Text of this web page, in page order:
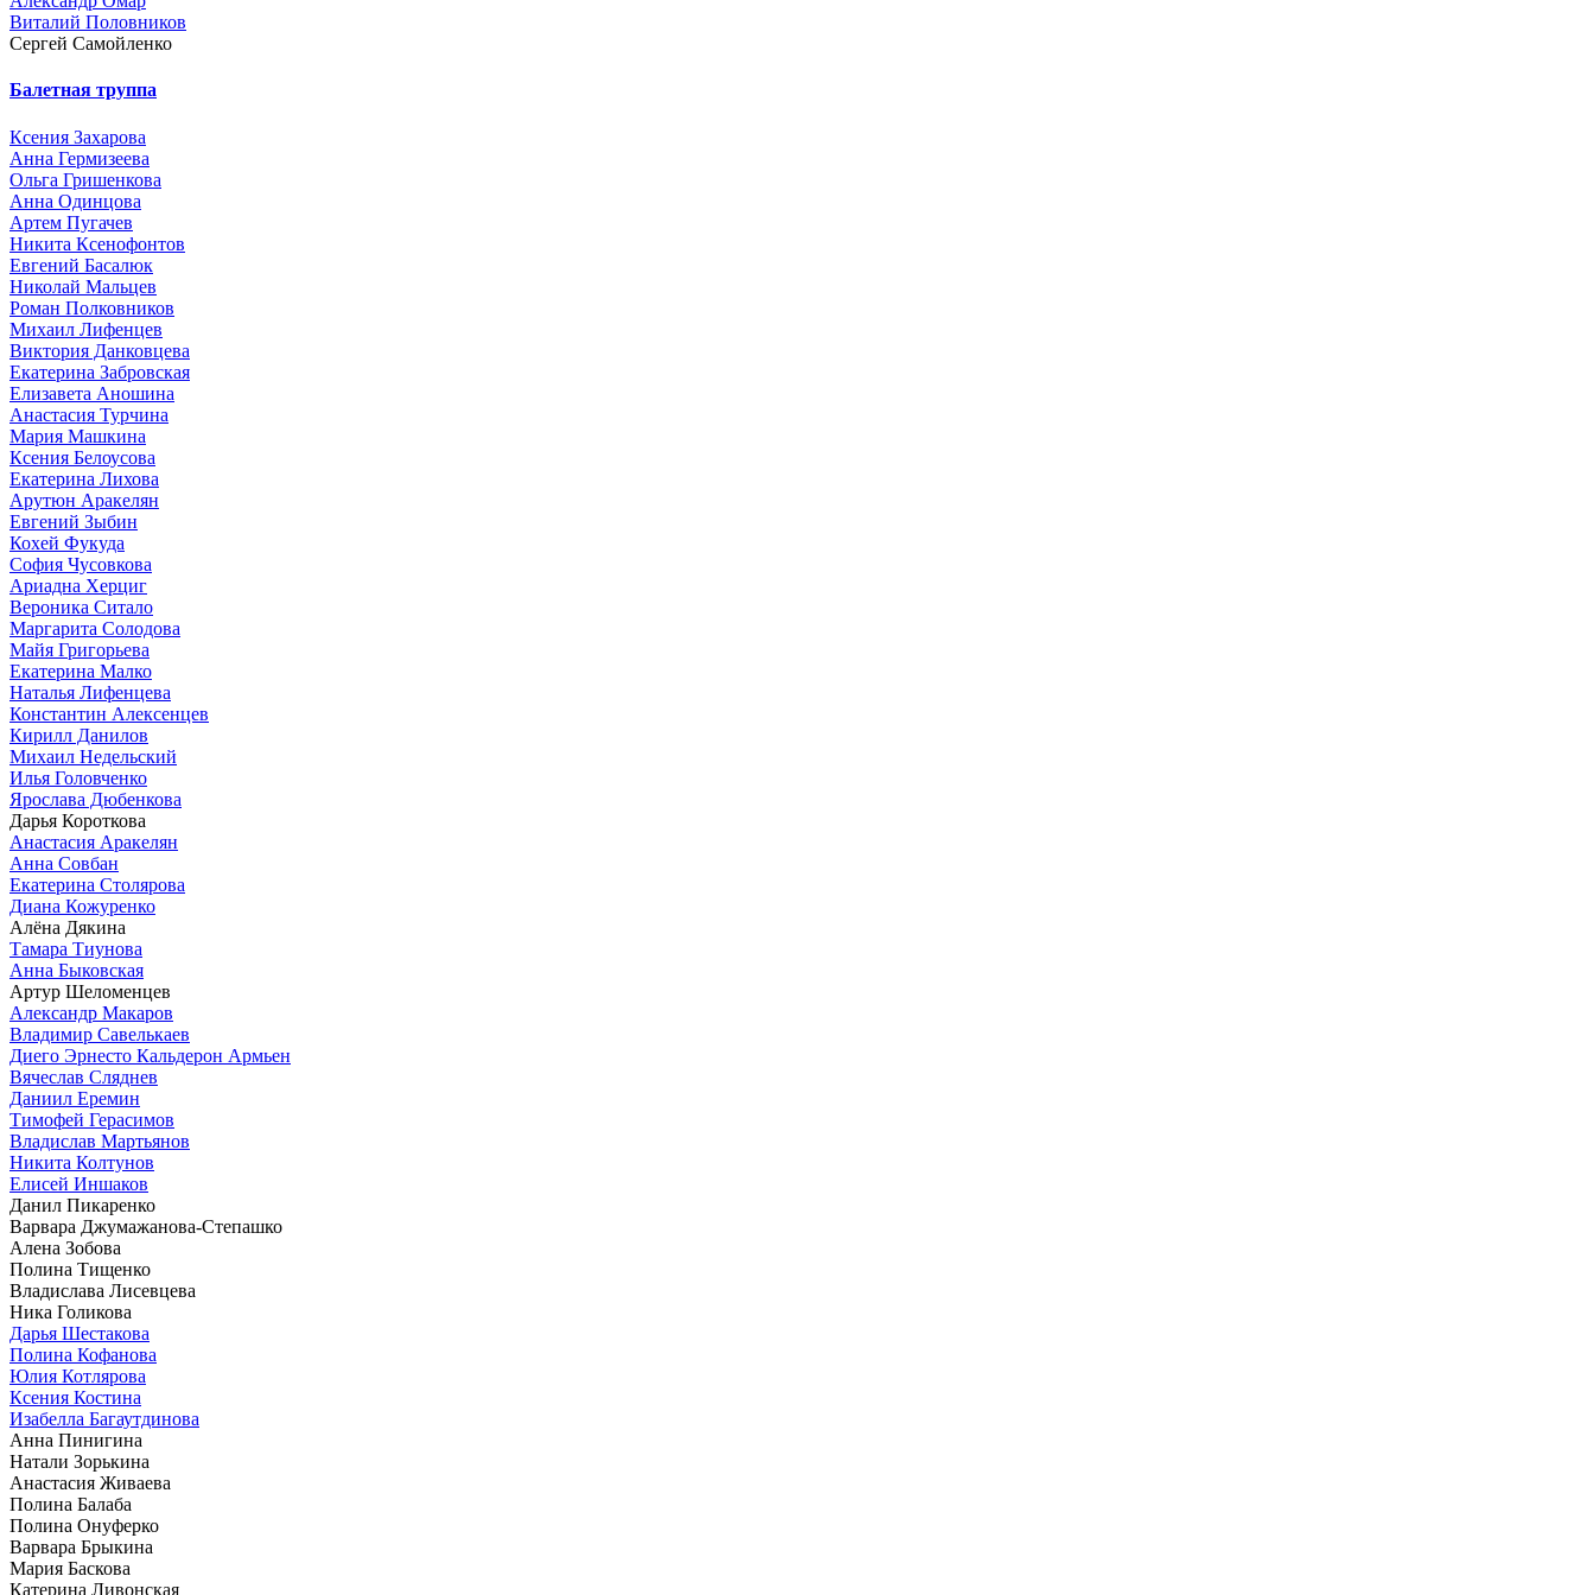
Виталий Половников
Сергей Самойленко
Балетная труппа
Ксения Захарова
Анна Гермизеева
Ольга Гришенкова
Анна Одинцова
Артем Пугачев
Никита Ксенофонтов
Евгений Басалюк
Николай Мальцев
Роман Полковников
Михаил Лифенцев
Виктория Данковцева
Екатерина Забровская
Елизавета Аношина
Анастасия Турчина
Мария Машкина
Ксения Белоусова
Екатерина Лихова
Арутюн Аракелян
Евгений Зыбин
Кохей Фукуда
София Чусовкова
Ариадна Херциг
Вероника Ситало
Маргарита Солодова
Майя Григорьева
Екатерина Малко
Наталья Лифенцева
Константин Алексенцев
Кирилл Данилов
Михаил Недельский
Илья Головченко
Ярослава Дюбенкова
Дарья Короткова
Анастасия Аракелян
Анна Совбан
Екатерина Столярова
Диана Кожуренко
Алёна Дякина
Тамара Тиунова
Анна Быковская
Артур Шеломенцев
Александр Макаров
Владимир Савелькаев
Диего Эрнесто Кальдерон Армьен
Вячеслав Сляднев
Даниил Еремин
Тимофей Герасимов
Владислав Мартьянов
Никита Колтунов
Елисей Иншаков
Данил Пикаренко
Варвара Джумажанова-Степашко
Алена Зобова
Полина Тищенко
Владислава Лисевцева
Ника Голикова
Дарья Шестакова
Полина Кофанова
Юлия Котлярова
Ксения Костина
Изабелла Багаутдинова
Анна Пинигина
Натали Зорькина
Анастасия Живаева
Полина Балаба
Полина Онуферко
Варвара Брыкина
Мария Баскова
Катерина Ливонская